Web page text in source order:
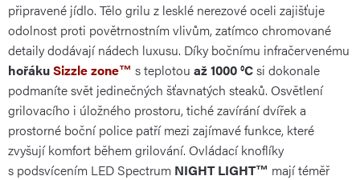
připravené jídlo. Tělo grilu z lesklé nerezové oceli zajišťuje
odolnost proti povětrnostním vlivům, zatímco chromované
detaily dodávají nádech luxusu. Díky bočnímu infračervenému
hořákuSizzle zone™ s teplotou až 1000 °Csi dokonale
podmaníte svět jedinečných šťavnatých steaků. Osvětlení
grilovacího i úložného prostoru, tiché zavírání dvířek a
prostorné boční police patří mezi zajímavé funkce, které
zvyšují komfort během grilování. Ovládací knoflíky
s podsvícením LED Spectrum NIGHT LIGHT™ mají téměř